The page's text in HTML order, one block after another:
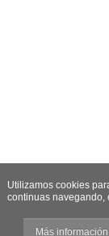
Utilizamos cookies
continuas navegando,
Más información